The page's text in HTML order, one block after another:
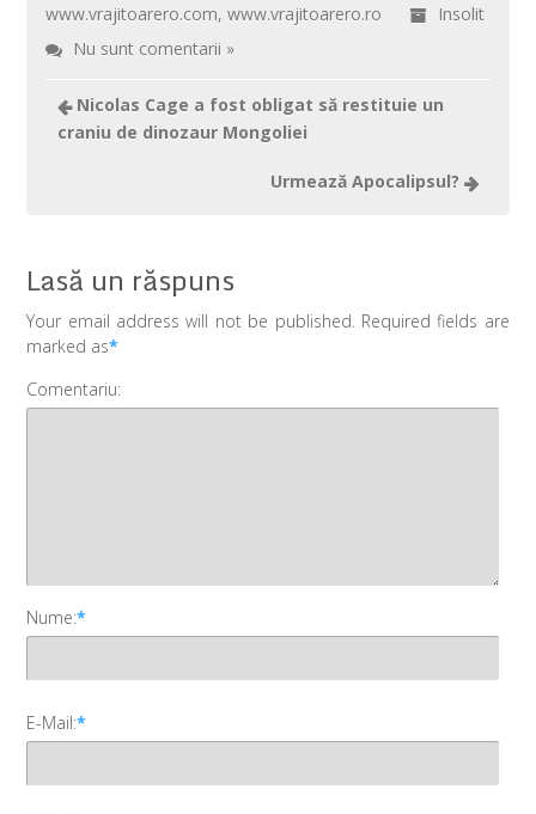
www.vrajitoarero.com,www.vrajitoarero.ro
Insolit
Nu sunt comentarii »
Nicolas Cage a fost obligat să restituie un
craniu de dinozaur Mongoliei
Urmează Apocalipsul?
Lasă un răspuns
Your email address will not be published. Required fields are
marked as*
Comentariu:
Nume:*
E-Mail:*